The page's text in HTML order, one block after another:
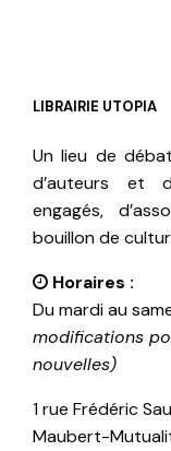
LIBRAIRIE UTOPIA
Un lieu de
d’auteurs et
engagés,
bouillon de
Horaires :
Du mardi au
modifications
nouvelles)
1 rue Frédéric
Maubert-